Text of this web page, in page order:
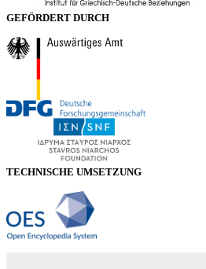
GEFÖRDERT DURCH
TECHNISCHE UMSETZUNG